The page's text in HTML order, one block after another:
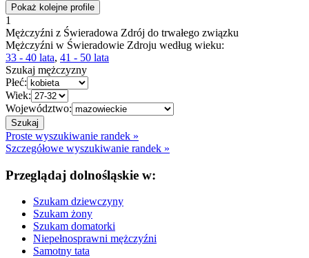
Pokaż kolejne profile
1
Mężczyźni z Świeradowa Zdrój do trwałego związku
Mężczyźni w Świeradowie Zdroju według wieku:
33 - 40 lata, 41 - 50 lata
Szukaj mężczyzny
Płeć:
Wiek:
Województwo:
Proste wyszukiwanie randek »
Szczegółowe wyszukiwanie randek »
Przeglądaj dolnośląskie w:
Szukam dziewczyny
Szukam żony
Szukam domatorki
Niepełnosprawni mężczyźni
Samotny tata